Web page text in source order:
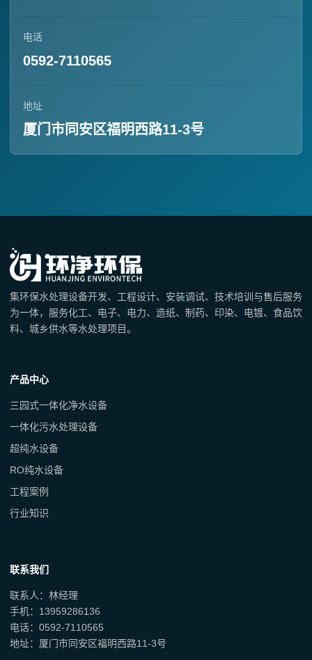
电话
0592-7110565
地址
厦门市同安区福明西路11-3号
集环保水处理设备开发、工程设计、安装调试、技术培训与售后服务
为一体，服务化工、电子、电力、造纸、制药、印染、电镀、食品饮
料、城乡供水等水处理项目。
产品中心
三园式一体化净水设备
一体化污水处理设备
超纯水设备
RO纯水设备
工程案例
行业知识
联系我们
联系人：林经理
手机：13959286136
电话：0592-7110565
地址：厦门市同安区福明西路11-3号